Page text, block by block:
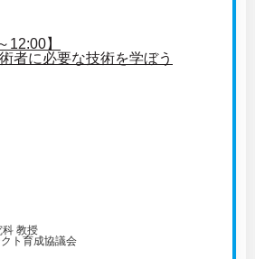
12:00】
者に必要な技術を学ぼう
科 教授
クト育成協議会